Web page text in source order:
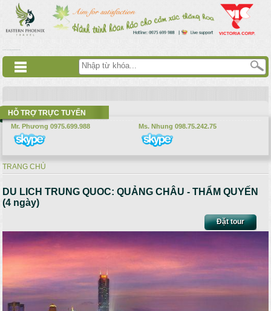
Nhảy đến nội dung
HỖ TRỢ TRỰC TUYẾN
Mr. Phương 0975.699.988 Ms. Nhung 098.75.242.75
Bạn đang ở đây
TRANG CHỦ
DU LICH TRUNG QUOC: QUẢNG CHÂU - THẨM QUYẾN
(4 ngày)
Đặt tour